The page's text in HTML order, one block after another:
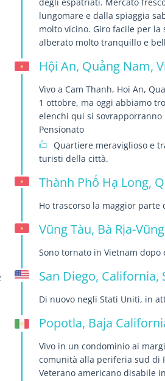
lungomare e dalla spiaggia
molto vicino. Giro facile per
alberato molto tranquillo e
Hội An, Quảng Nam,
Vivo a Cam Thanh, Hoi An,
1 ottobre, ma oggi abbiamo
elenchi qui si sovrapporranno
Pensionato
Quartiere meraviglioso e
turisti della città.
Thành Phố Hạ Long,
Ho trascorso la maggior
Vũng Tàu, Bà Rịa-
Sono tornato in Vietnam
San Diego, California,
Di nuovo negli Stati Uniti, in
Popotla, Baja
Vivo in un condominio ai
comunità alla periferia sud di
Veterano americano disabile